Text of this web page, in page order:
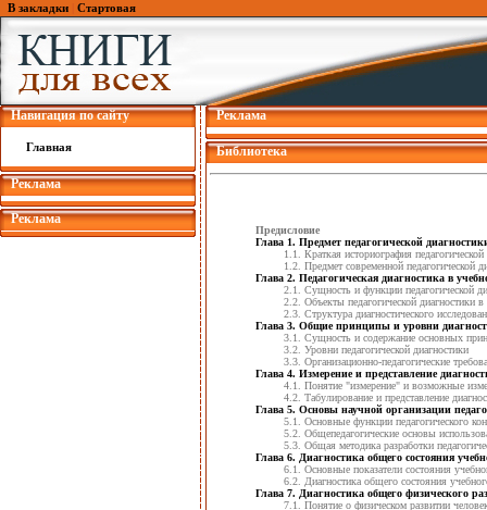
В закладки Стартовая
Навигация по сайту
Главная
Реклама
Реклама
Реклама
Библиотека
Предисловие
Глава 1. Предмет педагогической
1.1. Краткая историография педагогической
1.2. Предмет современной педагогической
Глава 2. Педагогическая диагностика в
2.1. Сущность и функции педагогической
2.2. Объекты педагогической диагностики
2.3. Структура диагностического
Глава 3. Общие принципы и уровни
3.1. Сущность и содержание основных
3.2. Уровни педагогической диагностики
3.3. Организационно-педагогические
Глава 4. Измерение и представление
4.1. Понятие "измерение" и возможные
4.2. Табулирование и представление
Глава 5. Основы научной организации
5.1. Основные функции педагогического
5.2. Общепедагогические основы
5.3. Общая методика разработки
Глава 6. Диагностика общего состояния
6.1. Основные показатели состояния
6.2. Диагностика общего состояния
Глава 7. Диагностика общего физического
7.1. Понятие о физическом развитии